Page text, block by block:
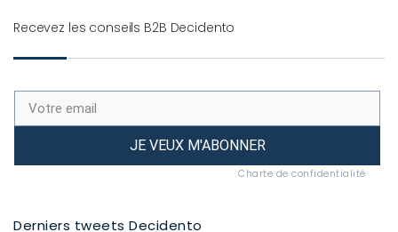
Recevez les conseils B2B Decidento
JE VEUX M'ABONNER
Charte de confidentialité
Derniers tweets Decidento